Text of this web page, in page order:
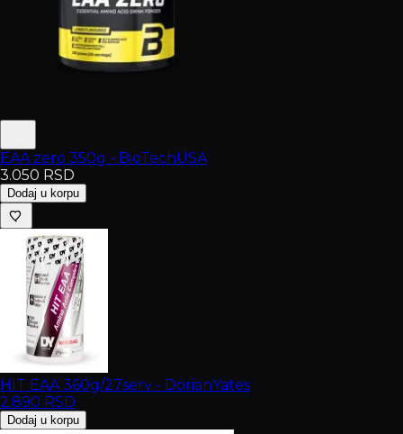
EAA zero 350g - BioTechUSA
3.050 RSD
Dodaj u korpu
HIT EAA 360g/27serv - DorianYates
2.890 RSD
Dodaj u korpu